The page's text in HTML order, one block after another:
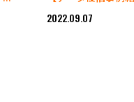
2022.09.07